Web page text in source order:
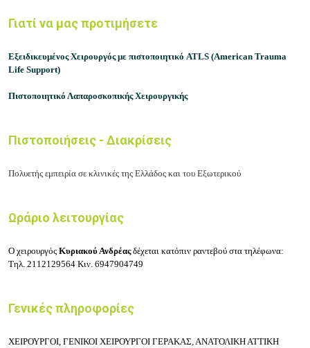
Γιατί να μας προτιμήσετε
Εξειδικευμένος Χειρουργός με πιστοποιητικό ATLS (American Trauma
Life Support)
Πιστοποιητικό Λαπαροσκοπικής Χειρουργικής
Πιστοποιήσεις - Διακρίσεις
Πολυετής εμπειρία σε κλινικές της Ελλάδος και του Εξωτερικού
Ωράριο λειτουργίας
Ο χειρουργός Κυριακού Ανδρέαςδέχεται κατόπιν ραντεβού στα τηλέφωνα:
Τηλ. 2112129564 Κιν. 6947904749
Γενικές πληροφορίες
ΧΕΙΡΟΥΡΓΟΙ, ΓΕΝΙΚΟΙ ΧΕΙΡΟΥΡΓΟΙ ΓΕΡΑΚΑΣ, ΑΝΑΤΟΛΙΚΗ ΑΤΤΙΚΗ